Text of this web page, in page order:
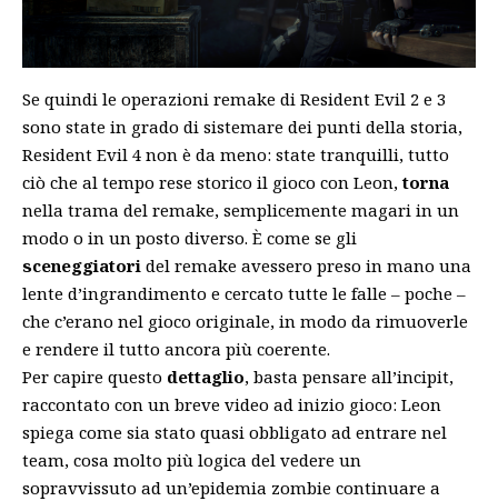
Se quindi le operazioni remake di Resident Evil 2 e 3
sono state in grado di sistemare dei punti della storia,
Resident Evil 4 non è da meno: state tranquilli, tutto
ciò che al tempo rese storico il gioco con Leon,torna
nella trama del remake, semplicemente magari in un
modo o in un posto diverso. È come se gli
sceneggiatori del remake avessero preso in mano una
lente d’ingrandimento e cercato tutte le falle – poche –
che c’erano nel gioco originale, in modo da rimuoverle
e rendere il tutto ancora più coerente.
Per capire questo dettaglio, basta pensare all’incipit,
raccontato con un breve video ad inizio gioco: Leon
spiega come sia stato quasi obbligato ad entrare nel
team, cosa molto più logica del vedere un
sopravvissuto ad un’epidemia zombie continuare a